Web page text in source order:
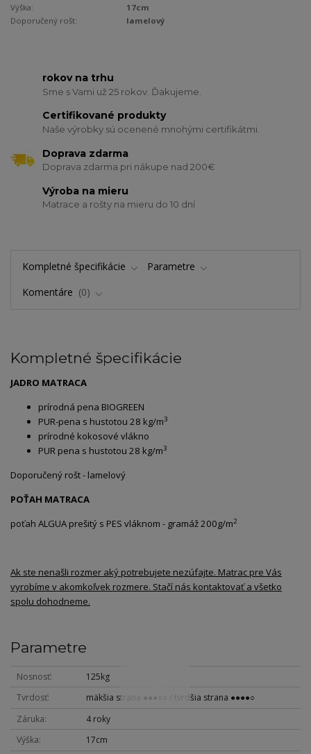
Výška:
17cm
Doporučený rošt:
lamelový
rokov na trhu
Sme s Vami už 25 rokov. Ďakujeme.
Certifikované produkty
Naše výrobky sú ocenené mnohými certifikátmi.
Doprava zdarma
Doprava zdarma pri nákupe nad 200€
Výroba na mieru
Matrace a rošty na mieru do 10 dní
Kompletné špecifikácie
Parametre
Komentáre
0
Kompletné špecifikácie
JADRO MATRACA
prírodná pena BIOGREEN
PUR-pena s hustotou 28 kg/m3
prírodné kokosové vlákno
PUR pena s hustotou 28 kg/m3
Doporučený rošt - lamelový
POŤAH MATRACA
poťah ALGUA prešitý s PES vláknom - gramáž 200g/m2
Ak ste nenašli rozmer aký potrebujete nezúfajte. Matrac pre Vás
vyrobíme v akomkoľvek rozmere. Stačí nás kontaktovať a všetko
spolu dohodneme.
Parametre
Nosnosť
125kg
Tvrdosť
mäkšia strana ●●●○○ / tvrdšia strana ●●●●○
Záruka
4 roky
Výška
17cm